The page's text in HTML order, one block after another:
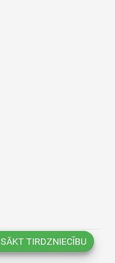
SĀKT TIRDZNIECĪBU